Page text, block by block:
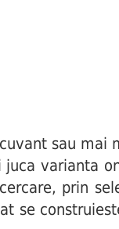
sau mai
varianta
prin
se